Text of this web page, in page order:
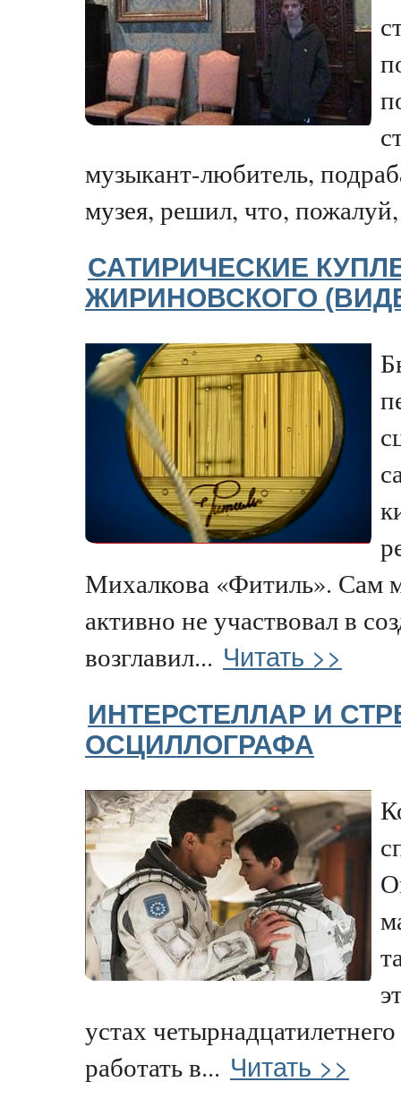
музыкант-любитель,
музея, решил, что,
САТИРИЧЕСКИЕ
ЖИРИНОВСКОГО
Михалкова «Фитиль». Сам
активно не участвовал в
возглавил... Читать >>
ИНТЕРСТЕЛЛАР И
ОСЦИЛЛОГРАФА
устах
работать в... Читать >>